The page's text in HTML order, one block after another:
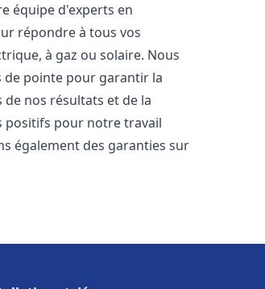
équipe d'experts en
répondre à tous vos
à gaz ou solaire. Nous
de pointe pour garantir la
nos résultats et de la
positifs pour notre travail
également des garanties sur